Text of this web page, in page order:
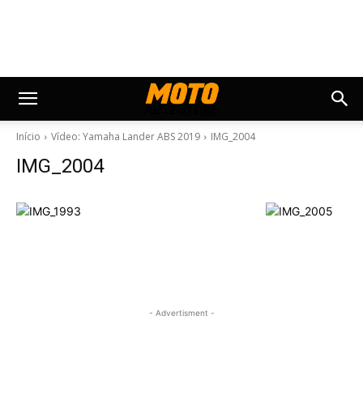
Início Vídeo: Yamaha Lander ABS 2019 IMG_2004
IMG_2004
- Advertisment -